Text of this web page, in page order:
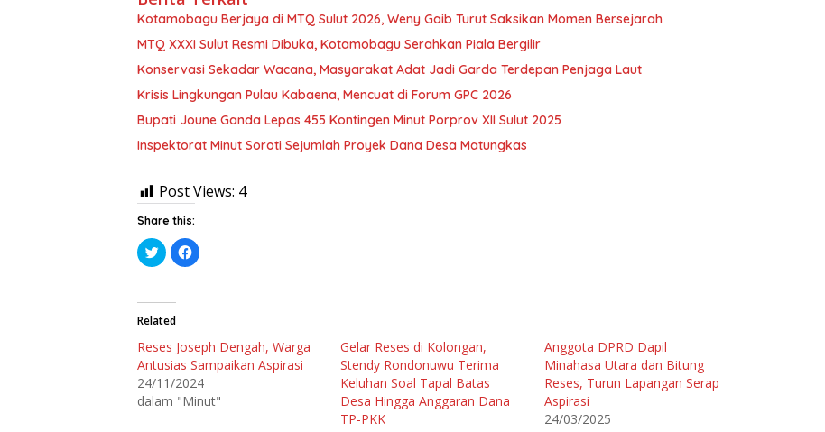
Kotamobagu Berjaya di MTQ Sulut 2026, Weny Gaib Turut Saksikan Momen Bersejarah
MTQ XXXI Sulut Resmi Dibuka, Kotamobagu Serahkan Piala Bergilir
Konservasi Sekadar Wacana, Masyarakat Adat Jadi Garda Terdepan Penjaga Laut
Krisis Lingkungan Pulau Kabaena, Mencuat di Forum GPC 2026
Bupati Joune Ganda Lepas 455 Kontingen Minut Porprov XII Sulut 2025
Inspektorat Minut Soroti Sejumlah Proyek Dana Desa Matungkas
Post Views: 4
Share this:
K
l
n
t
u
b
r
b
a
g
K
l
m
e
m
b
a
g
Related
Reses Joseph Dengah, Warga
Antusias Sampaikan Aspirasi
24/11/2024
dalam "Minut"
Gelar Reses di Kolongan,
Stendy Rondonuwu Terima
Keluhan Soal Tapal Batas
Desa Hingga Anggaran Dana
TP-PKK
Anggota DPRD Dapil
Minahasa Utara dan Bitung
Reses, Turun Lapangan Serap
Aspirasi
24/03/2025